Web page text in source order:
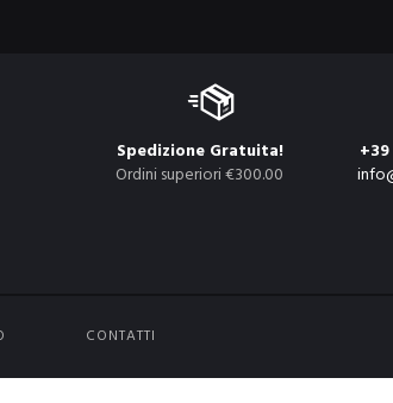
Spedizione Gratuita!
Ordini superiori €300.00
CONTATTI